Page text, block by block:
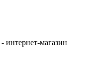
магазин